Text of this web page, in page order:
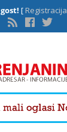
gost! [Registracija